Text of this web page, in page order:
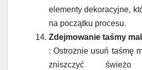
elementy dekoracyjne,
na początku procesu.
Zdejmowanie taśmy
: Ostrożnie usuń taśmę
zniszczyć świeżo